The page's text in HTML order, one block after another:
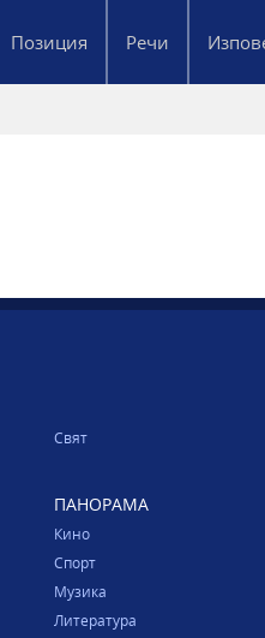
Позиция Речи
Свят
ПАНОРАМА
Кино
Спорт
Музика
Литература